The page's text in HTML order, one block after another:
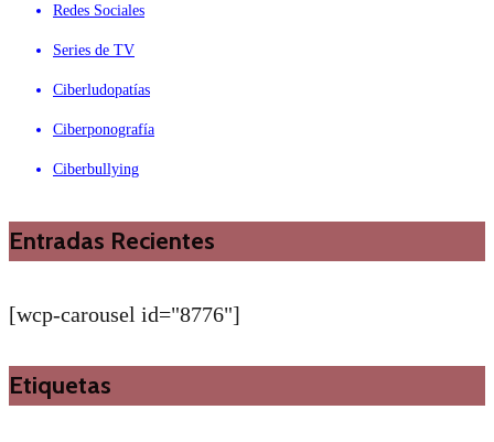
Redes Sociales
Series de TV
Ciberludopatías
Ciberponografía
Ciberbullying
Entradas Recientes
[wcp-carousel id="8776"]
Etiquetas